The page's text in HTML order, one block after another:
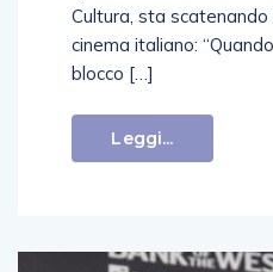
Cultura, sta
cinema italiano:
blocco […]
Leggi...